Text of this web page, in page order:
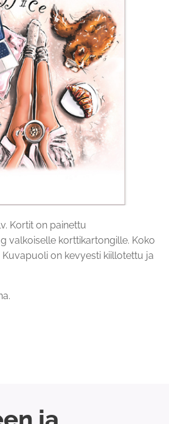
Kortit on painettu
valkoiselle korttikartongille. Koko
Kuvapuoli on kevyesti kiillotettu ja